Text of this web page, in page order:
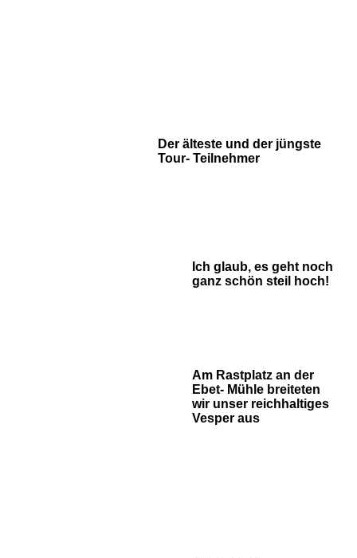
Der älteste und der jüngste
Tour- Teilnehmer
Ich glaub, es geht noch
ganz schön steil hoch!
Am Rastplatz an der
Ebet- Mühle breiteten
wir unser reichhaltiges
Vesper aus